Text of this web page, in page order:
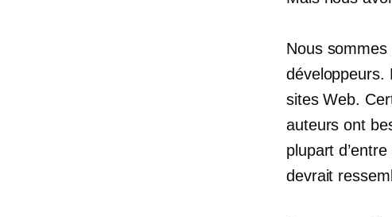
Nous
développeurs.
sites Web.
auteurs ont
plupart
devrait